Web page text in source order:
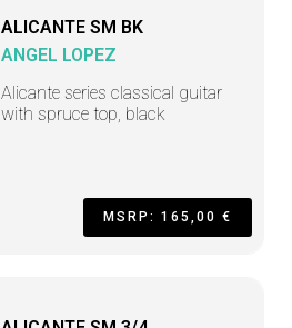
ALICANTE SM BK
ANGEL LOPEZ
Alicante series classical guitar
with spruce top, black
MSRP: 165,00 €